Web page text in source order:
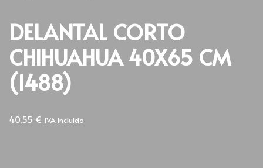
DELANTAL CORTO
CHIHUAHUA 40X65 CM
(1488)
40,55 € IVA Incluido